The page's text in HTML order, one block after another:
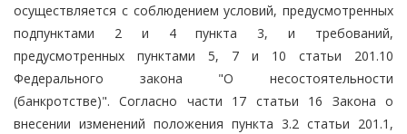
осуществляется с соблюдением условий, предусмотренных
подпунктами 2 и 4 пункта 3, и требований,
предусмотренных пунктами 5, 7 и 10 статьи 201.10
Федерального закона "О несостоятельности
(банкротстве)". Согласно части 17 статьи 16 Закона о
внесении изменений положения пункта 3.2 статьи 201.1,